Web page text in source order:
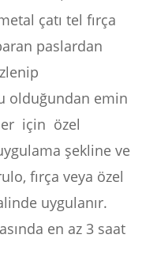
çatı tel fırça
paslardan
olduğundan emin
için özel
şekline ve
fırça veya özel
uygulanır.
en az 3 saat